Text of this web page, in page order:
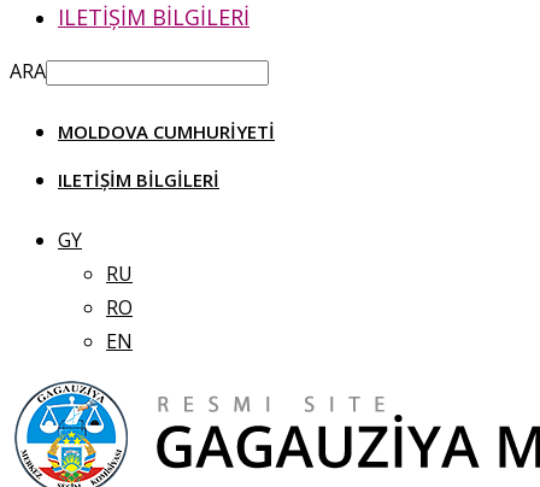
ILETIȘIM BILGILERI
ARA
MOLDOVA CUMHURIYETI
ILETIȘIM BILGILERI
GY
RU
RO
EN